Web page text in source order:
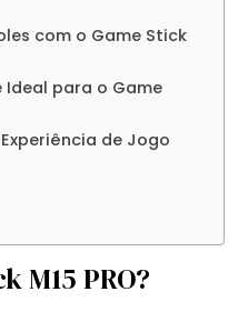
com o Game Stick
Ideal para o Game
de Jogo
M15 PRO?